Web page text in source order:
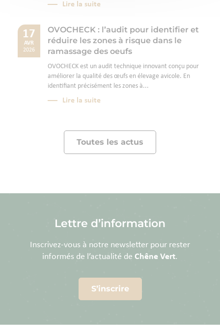
Lire la suite
17
AVR
2026
OVOCHECK : l’audit pour identifier et
réduire les zones à risque dans le
ramassage des oeufs
OVOCHECK est un audit technique innovant conçu pour
améliorer la qualité des œufs en élevage avicole. En
identifiant précisément les zones à...
Lire la suite
Toutes les actus
Lettre d’information
Inscrivez-vous à notre newsletter pour rester
informés de l’actualité de Chêne Vert.
S’inscrire